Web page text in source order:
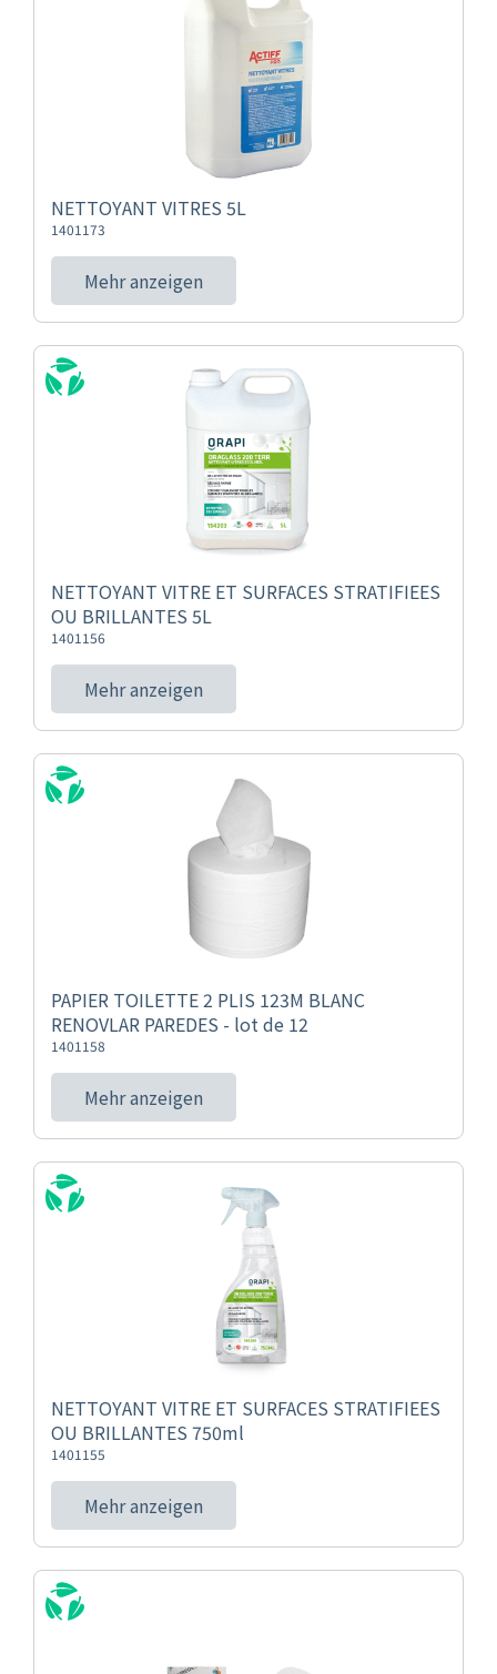
NETTOYANT VITRES 5L
1401173
Mehr anzeigen
NETTOYANT VITRE ET SURFACES STRATIFIEES
OU BRILLANTES 5L
1401156
Mehr anzeigen
PAPIER TOILETTE 2 PLIS 123M BLANC
RENOVLAR PAREDES - lot de 12
1401158
Mehr anzeigen
NETTOYANT VITRE ET SURFACES STRATIFIEES
OU BRILLANTES 750ml
1401155
Mehr anzeigen